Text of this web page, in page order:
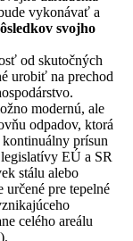
vykonávať a
svojho
od skutočných
urobiť na prechod
modernú, ale
odpadov, ktorá
prísun
EÚ a SR
stálu alebo
pre tepelné
celého areálu